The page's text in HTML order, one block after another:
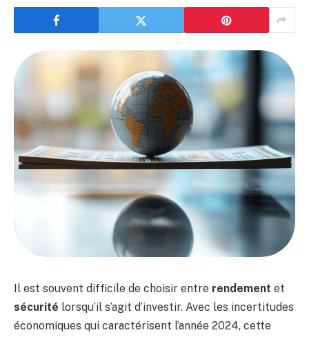
Il est souvent difficile de choisir entre rendement et
sécurité lorsqu’il s’agit d’investir. Avec les incertitudes
économiques qui caractérisent l’année 2024, cette